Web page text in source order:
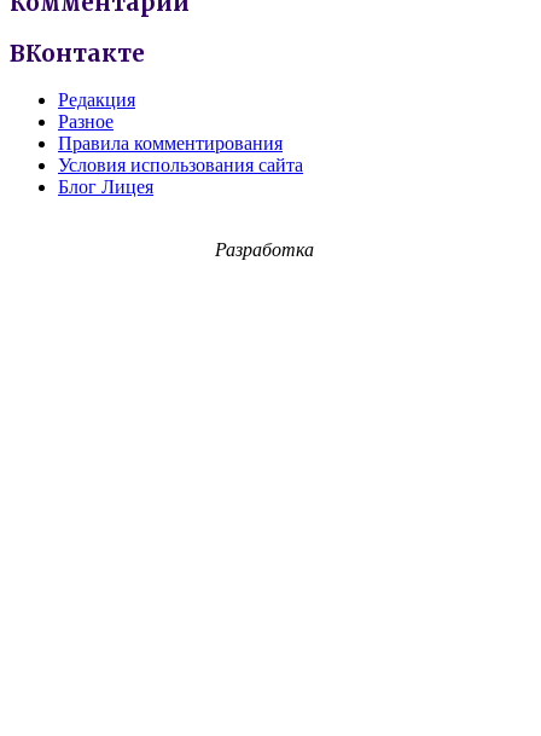
ВКонтакте
Редакция
Разное
Правила комментирования
Условия использования сайта
Блог Лицея
Разработка